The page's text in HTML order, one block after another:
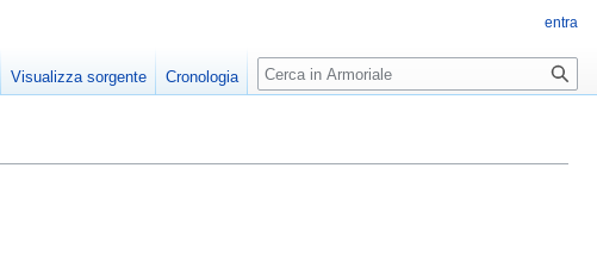
entra
Visualizza sorgente Cronologia Ricerca